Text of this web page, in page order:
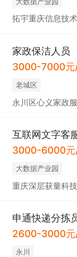
拓宇重庆信息技
家政保洁人员
3000-7000元
老城区
永川区心义家政
互联网文字客
3000-6000元
大数据产业园
重庆深层获量科
申通快递分拣
2600-3000元
永川